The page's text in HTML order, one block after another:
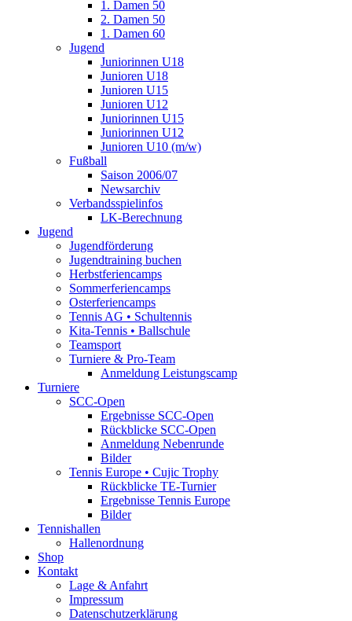
1. Damen 50
2. Damen 50
1. Damen 60
Jugend
Juniorinnen U18
Junioren U18
Junioren U15
Junioren U12
Juniorinnen U15
Juniorinnen U12
Junioren U10 (m/w)
Fußball
Saison 2006/07
Newsarchiv
Verbandsspielinfos
LK-Berechnung
Jugend
Jugendförderung
Jugendtraining buchen
Herbstferiencamps
Sommerferiencamps
Osterferiencamps
Tennis AG • Schultennis
Kita-Tennis • Ballschule
Teamsport
Turniere & Pro-Team
Anmeldung Leistungscamp
Turniere
SCC-Open
Ergebnisse SCC-Open
Rückblicke SCC-Open
Anmeldung Nebenrunde
Bilder
Tennis Europe • Cujic Trophy
Rückblicke TE-Turnier
Ergebnisse Tennis Europe
Bilder
Tennishallen
Hallenordnung
Shop
Kontakt
Lage & Anfahrt
Impressum
Datenschutzerklärung